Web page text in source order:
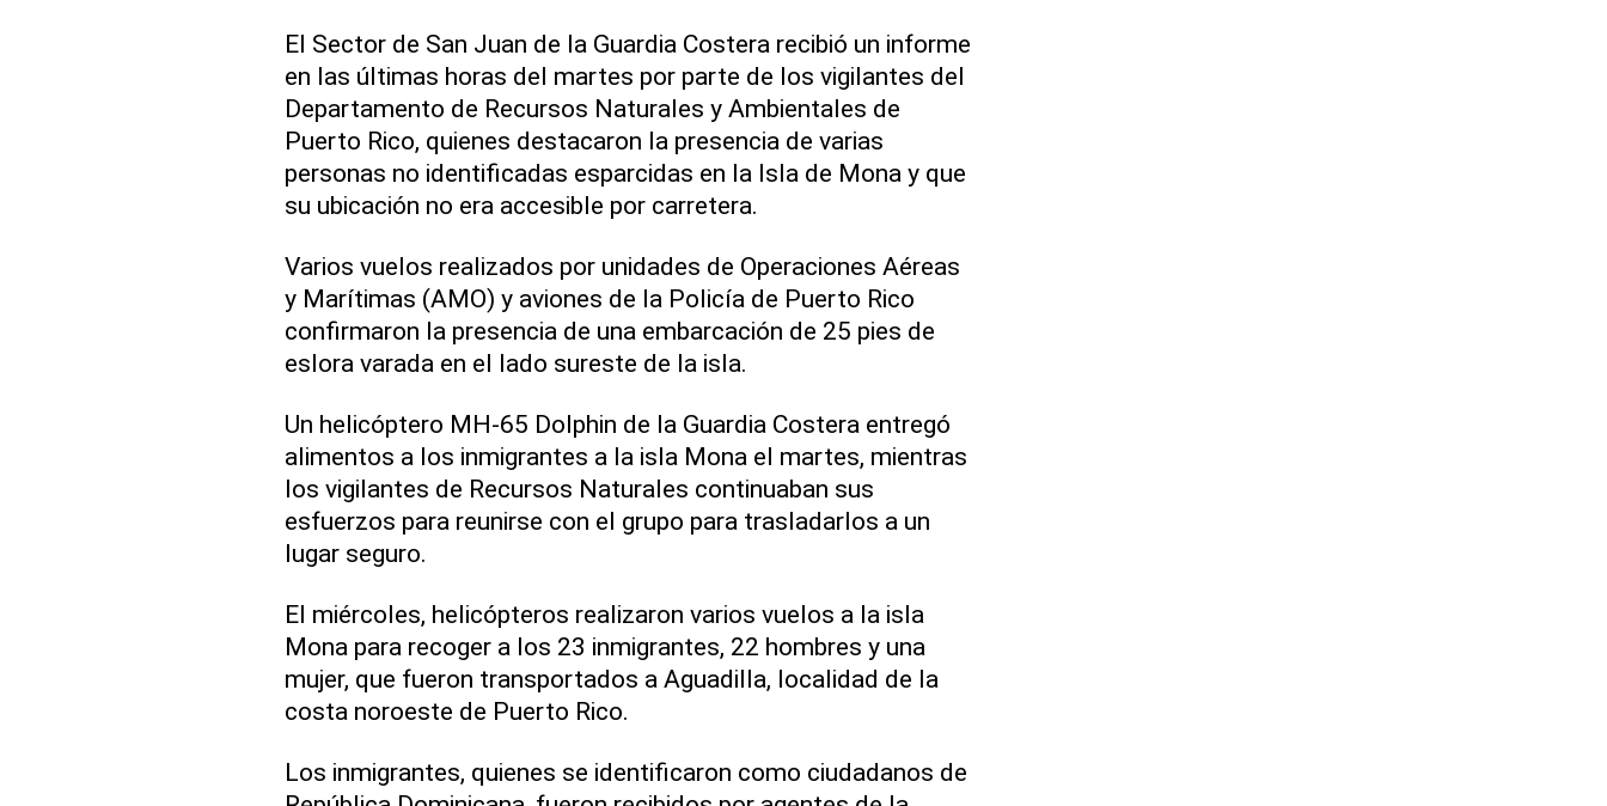
El Sector de San Juan de la Guardia Costera recibió un informe
en las últimas horas del martes por parte de los vigilantes del
Departamento de Recursos Naturales y Ambientales de
Puerto Rico, quienes destacaron la presencia de varias
personas no identificadas esparcidas en la Isla de Mona y que
su ubicación no era accesible por carretera.
Varios vuelos realizados por unidades de Operaciones Aéreas
y Marítimas (AMO) y aviones de la Policía de Puerto Rico
confirmaron la presencia de una embarcación de 25 pies de
eslora varada en el lado sureste de la isla.
Un helicóptero MH-65 Dolphin de la Guardia Costera entregó
alimentos a los inmigrantes a la isla Mona el martes, mientras
los vigilantes de Recursos Naturales continuaban sus
esfuerzos para reunirse con el grupo para trasladarlos a un
lugar seguro.
El miércoles, helicópteros realizaron varios vuelos a la isla
Mona para recoger a los 23 inmigrantes, 22 hombres y una
mujer, que fueron transportados a Aguadilla, localidad de la
costa noroeste de Puerto Rico.
Los inmigrantes, quienes se identificaron como ciudadanos de